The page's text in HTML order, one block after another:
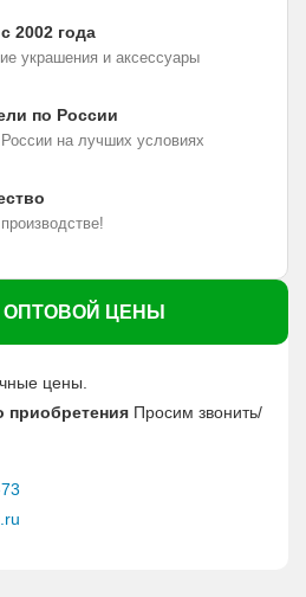
2002 года
украшения и аксессуары
по России
на лучших условиях
ЦЕНЫ
цены.
приобретения Просим звонить/